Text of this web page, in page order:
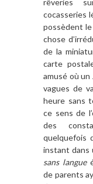
rêveries
cocasseries
possèdent
chose
de la
carte
amusé où un
vagues de
heure sans
ce sens de
des
quelquefois
instant dans
sans langue
de parents